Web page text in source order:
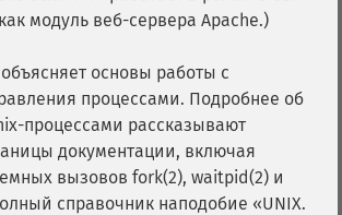
модуль веб-сервера Apache.)
основы работы с
процессами. Подробнее об
процессами рассказывают
документации, включая
вызовов fork(2), waitpid(2) и
справочник наподобие «UNIX.